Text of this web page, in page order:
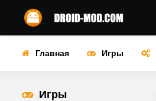
Главная Игры
Игры